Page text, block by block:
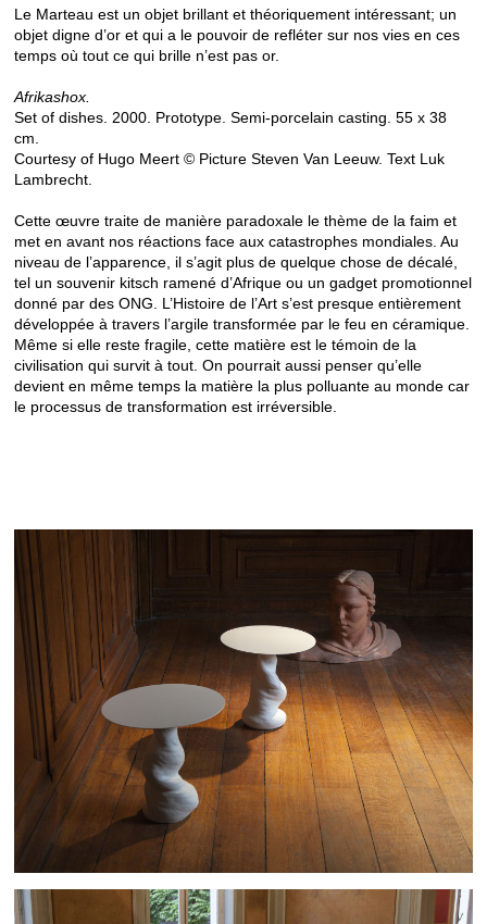
Le Marteau est un objet brillant et théoriquement intéressant; un
objet digne d’or et qui a le pouvoir de refléter sur nos vies en ces
temps où tout ce qui brille n’est pas or.
Afrikashox.
Set of dishes. 2000. Prototype. Semi-porcelain casting. 55 x 38
cm.
Courtesy of Hugo Meert © Picture Steven Van Leeuw. Text Luk
Lambrecht.
Cette œuvre traite de manière paradoxale le thème de la faim et
met en avant nos réactions face aux catastrophes mondiales. Au
niveau de l’apparence, il s’agit plus de quelque chose de décalé,
tel un souvenir kitsch ramené d’Afrique ou un gadget promotionnel
donné par des ONG. L’Histoire de l’Art s’est presque entièrement
développée à travers l’argile transformée par le feu en céramique.
Même si elle reste fragile, cette matière est le témoin de la
civilisation qui survit à tout. On pourrait aussi penser qu’elle
devient en même temps la matière la plus polluante au monde car
le processus de transformation est irréversible.